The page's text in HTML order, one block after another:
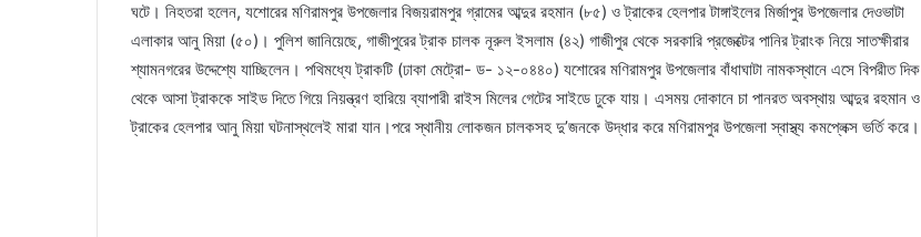
ঘটে। নিহতরা হলেন, যশোরের মণিরামপুর উপজেলার বিজয়রামপুর গ্রামের আব্দুর রহমান (৮৫) ও ট্রাকের হেলপার টাঙ্গাইলের মির্জাপুর উপজেলার দেওভাটা
এলাকার আনু মিয়া (৫০)। পুলিশ জানিয়েছে, গাজীপুরের ট্রাক চালক নূরুল ইসলাম (৪২) গাজীপুর থেকে সরকারি প্রজেক্টের পানির ট্রাংক নিয়ে সাতক্ষীরার
শ্যামনগরের উদ্দেশ্যে যাচ্ছিলেন। পথিমধ্যে ট্রাকটি (ঢাকা মেট্রো- ড- ১২-০৪৪০) যশোরের মণিরামপুর উপজেলার বাঁধাঘাটা নামকস্থানে এসে বিপরীত দিক
থেকে আসা ট্রাককে সাইড দিতে গিয়ে নিয়ন্ত্রণ হারিয়ে ব্যাপারী রাইস মিলের গেটের সাইডে ঢুকে যায়। এসময় দোকানে চা পানরত অবস্থায় আব্দুর রহমান ও
ট্রাকের হেলপার আনু মিয়া ঘটনাস্থলেই মারা যান।পরে স্থানীয় লোকজন চালকসহ দু’জনকে উদ্ধার করে মণিরামপুর উপজেলা স্বাস্থ্য কমপ্লেক্স ভর্তি করে।